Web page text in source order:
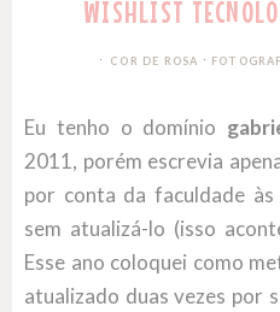
WISHLIST
COR DE ROSA ∙
Eu tenho o domínio
2011, porém escrevia
por conta da faculdade às
sem atualizá-lo (isso
Esse ano coloquei como
atualizado duas vezes por